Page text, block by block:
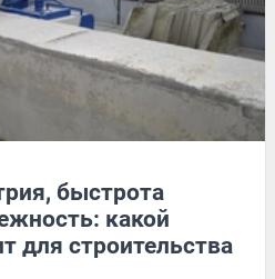
быстрота
какой
для строительства